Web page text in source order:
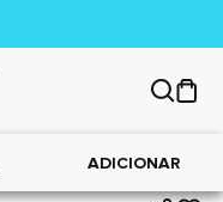
ADICIONAR